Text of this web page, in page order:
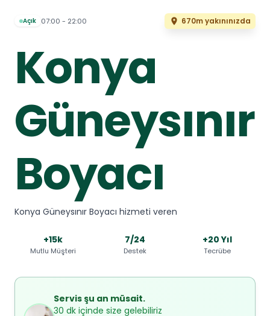
Açık 07:00 - 22:00 670m yakınınızda
Konya
Güneysınır
Boyacı
Konya Güneysınır Boyacı hizmeti veren
+15k
Mutlu Müşteri
7/24
Destek
+20 Yıl
Tecrübe
Servis şu an müsait.
30 dk içinde size gelebiliriz